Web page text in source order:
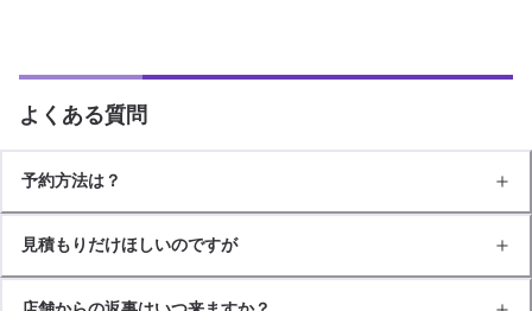
よくある質問
予約方法は？
見積もりだけほしいのですが